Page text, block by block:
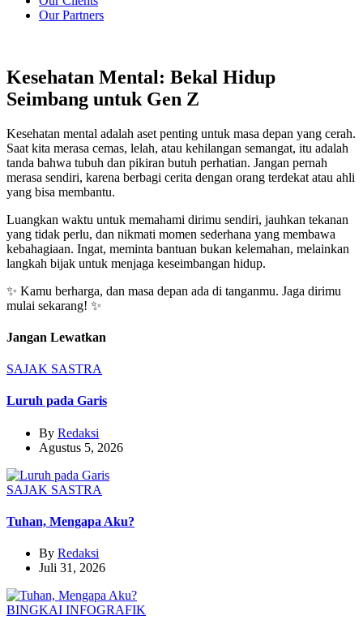
Our Partners
Kesehatan Mental: Bekal Hidup
Seimbang untuk Gen Z
Kesehatan mental adalah aset penting untuk masa depan yang cerah.
Saat kita merasa cemas, lelah, atau kehilangan semangat, itu adalah
tanda bahwa tubuh dan pikiran butuh perhatian. Jangan pernah
merasa sendiri, karena berbagi cerita dengan orang terdekat atau ahli
yang bisa membantu.
Luangkan waktu untuk memahami dirimu sendiri, jauhkan tekanan
yang tidak perlu, dan nikmati momen sederhana yang membawa
kebahagiaan. Ingat, meminta bantuan bukan kelemahan, melainkan
langkah bijak untuk menjaga keseimbangan hidup.
✨ Kamu berharga, dan masa depan ada di tanganmu. Jaga dirimu
mulai sekarang! ✨
Jangan Lewatkan
SAJAK SASTRA
Luruh pada Garis
By Redaksi
Agustus 5, 2026
SAJAK SASTRA
Tuhan, Mengapa Aku?
By Redaksi
Juli 31, 2026
BINGKAI INFOGRAFIK